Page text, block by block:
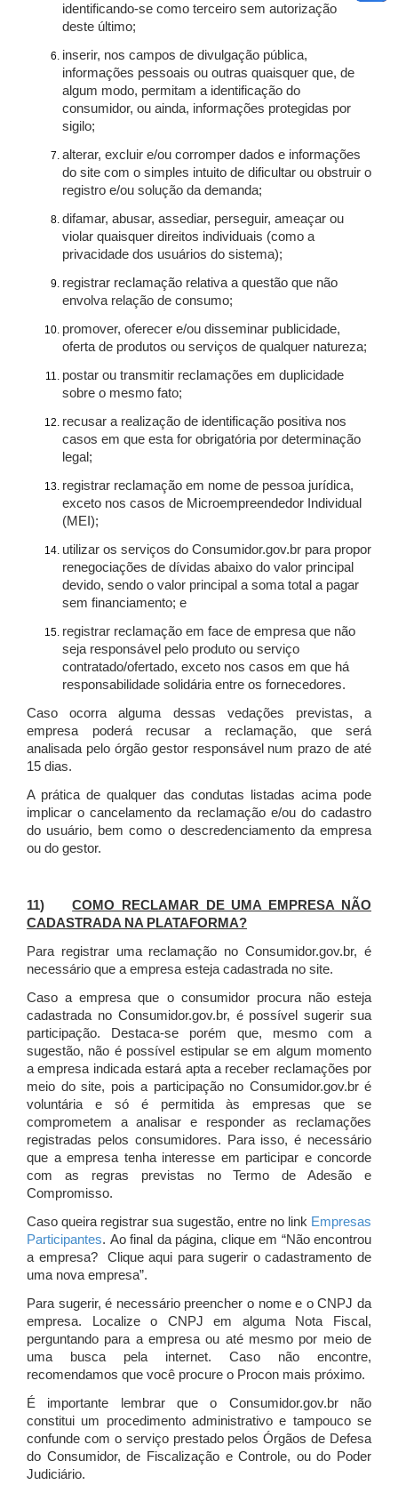
identificando-se como terceiro sem autorização
deste último;
inserir, nos campos de divulgação pública,
informações pessoais ou outras quaisquer que, de
algum modo, permitam a identificação do
consumidor, ou ainda, informações protegidas por
sigilo;
alterar, excluir e/ou corromper dados e informações
do site com o simples intuito de dificultar ou obstruir o
registro e/ou solução da demanda;
difamar, abusar, assediar, perseguir, ameaçar ou
violar quaisquer direitos individuais (como a
privacidade dos usuários do sistema);
registrar reclamação relativa a questão que não
envolva relação de consumo;
promover, oferecer e/ou disseminar publicidade,
oferta de produtos ou serviços de qualquer natureza;
postar ou transmitir reclamações em duplicidade
sobre o mesmo fato;
recusar a realização de identificação positiva nos
casos em que esta for obrigatória por determinação
legal;
registrar reclamação em nome de pessoa jurídica,
exceto nos casos de Microempreendedor Individual
(MEI);
utilizar os serviços do Consumidor.gov.br para propor
renegociações de dívidas abaixo do valor principal
devido, sendo o valor principal a soma total a pagar
sem financiamento; e
registrar reclamação em face de empresa que não
seja responsável pelo produto ou serviço
contratado/ofertado, exceto nos casos em que há
responsabilidade solidária entre os fornecedores.
Caso ocorra alguma dessas vedações previstas, a
empresa poderá recusar a reclamação, que será
analisada pelo órgão gestor responsável num prazo de até
15 dias.
A prática de qualquer das condutas listadas acima pode
implicar o cancelamento da reclamação e/ou do cadastro
do usuário, bem como o descredenciamento da empresa
ou do gestor.
11)COMO RECLAMAR DE UMA EMPRESA NÃO
CADASTRADA NA PLATAFORMA?
Para registrar uma reclamação no Consumidor.gov.br, é
necessário que a empresa esteja cadastrada no site.
Caso a empresa que o consumidor procura não esteja
cadastrada no Consumidor.gov.br, é possível sugerir sua
participação. Destaca-se porém que, mesmo com a
sugestão, não é possível estipular se em algum momento
a empresa indicada estará apta a receber reclamações por
meio do site, pois a participação no Consumidor.gov.br é
voluntária e só é permitida às empresas que se
comprometem a analisar e responder as reclamações
registradas pelos consumidores. Para isso, é necessário
que a empresa tenha interesse em participar e concorde
com as regras previstas no Termo de Adesão e
Compromisso.
Caso queira registrar sua sugestão, entre no link Empresas
Participantes. Ao final da página, clique em “Não encontrou
a empresa? Clique aqui para sugerir o cadastramento de
uma nova empresa”.
Para sugerir, é necessário preencher o nome e o CNPJ da
empresa. Localize o CNPJ em alguma Nota Fiscal,
perguntando para a empresa ou até mesmo por meio de
uma busca pela internet. Caso não encontre,
recomendamos que você procure o Procon mais próximo.
É importante lembrar que o Consumidor.gov.br não
constitui um procedimento administrativo e tampouco se
confunde com o serviço prestado pelos Órgãos de Defesa
do Consumidor, de Fiscalização e Controle, ou do Poder
Judiciário.